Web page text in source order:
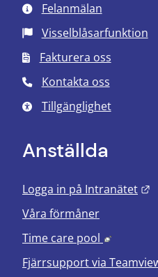
Felanmälan
Visselblåsarfunktion
Fakturera oss
Kontakta oss
Tillgänglighet
Anställda
Logga in på Intranätet
Våra förmåner
Time care pool
Länk till
Fjärrsupport via